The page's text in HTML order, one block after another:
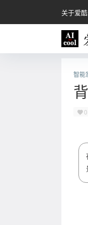
关于爱酷
智能
0